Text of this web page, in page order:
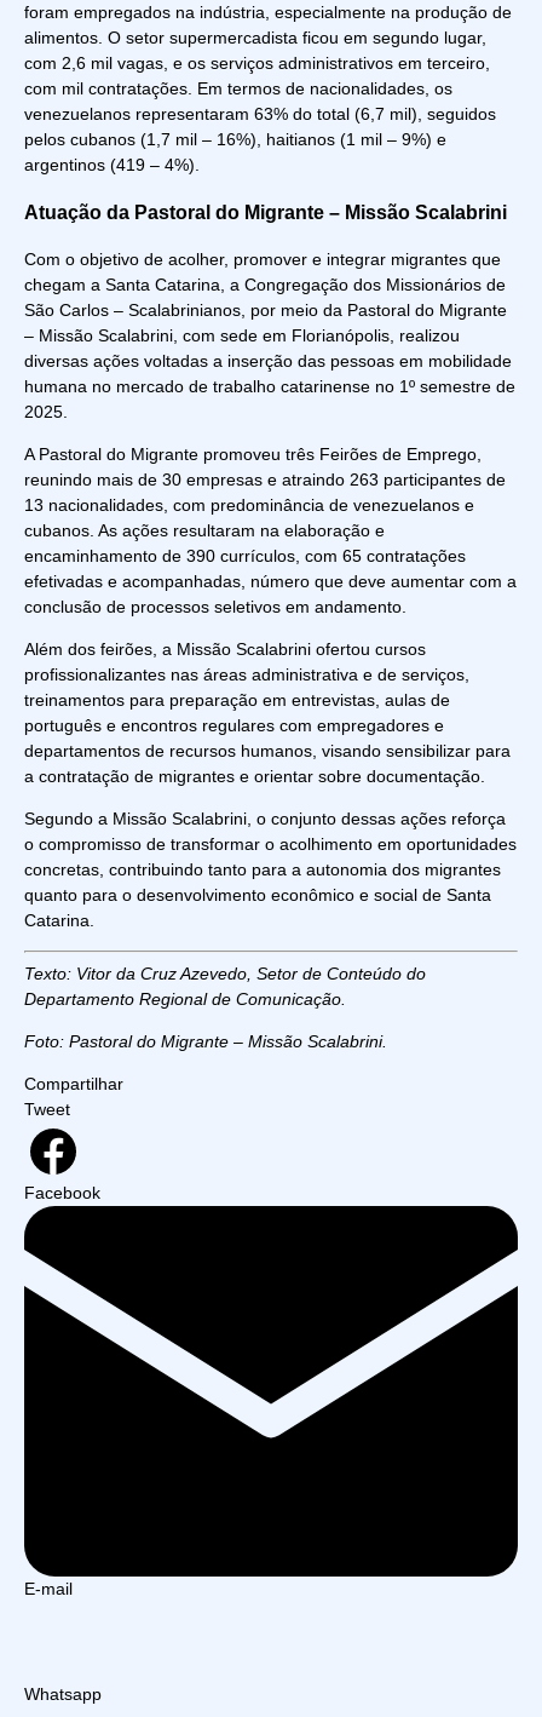
foram empregados na indústria, especialmente na produção de
alimentos. O setor supermercadista ficou em segundo lugar,
com 2,6 mil vagas, e os serviços administrativos em terceiro,
com mil contratações. Em termos de nacionalidades, os
venezuelanos representaram 63% do total (6,7 mil), seguidos
pelos cubanos (1,7 mil – 16%), haitianos (1 mil – 9%) e
argentinos (419 – 4%).
Atuação da Pastoral do Migrante – Missão Scalabrini
Com o objetivo de acolher, promover e integrar migrantes que
chegam a Santa Catarina, a Congregação dos Missionários de
São Carlos – Scalabrinianos, por meio da Pastoral do Migrante
– Missão Scalabrini, com sede em Florianópolis, realizou
diversas ações voltadas a inserção das pessoas em mobilidade
humana no mercado de trabalho catarinense no 1º semestre de
2025.
A Pastoral do Migrante promoveu três Feirões de Emprego,
reunindo mais de 30 empresas e atraindo 263 participantes de
13 nacionalidades, com predominância de venezuelanos e
cubanos. As ações resultaram na elaboração e
encaminhamento de 390 currículos, com 65 contratações
efetivadas e acompanhadas, número que deve aumentar com a
conclusão de processos seletivos em andamento.
Além dos feirões, a Missão Scalabrini ofertou cursos
profissionalizantes nas áreas administrativa e de serviços,
treinamentos para preparação em entrevistas, aulas de
português e encontros regulares com empregadores e
departamentos de recursos humanos, visando sensibilizar para
a contratação de migrantes e orientar sobre documentação.
Segundo a Missão Scalabrini, o conjunto dessas ações reforça
o compromisso de transformar o acolhimento em oportunidades
concretas, contribuindo tanto para a autonomia dos migrantes
quanto para o desenvolvimento econômico e social de Santa
Catarina.
Texto: Vitor da Cruz Azevedo, Setor de Conteúdo do
Departamento Regional de Comunicação.
Foto: Pastoral do Migrante – Missão Scalabrini.
Compartilhar
Tweet
Facebook
E-mail
Whatsapp